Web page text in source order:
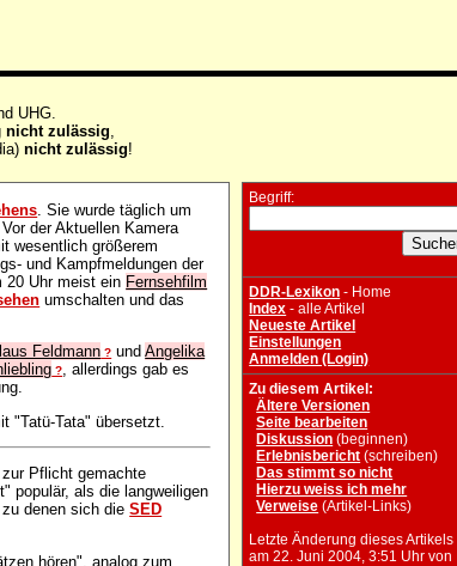
UHG.
nicht zulässig
nicht zulässig!
. Sie wurde täglich um
der Aktuellen Kamera
wesentlich größerem
und Kampfmeldungen der
20 Uhr meist ein Fernsehfilm
umschalten und das
Feldmann ? undAngelika
?, allerdings gab es
"Tatü-Tata" übersetzt.
Pflicht gemachte
populär, als die langweiligen
zu denen sich dieSED
hören", analog zum
Begriff:
DDR-Lexikon - Home
Index - alle Artikel
Neueste Artikel
Einstellungen
Anmelden (Login)
Zu diesem Artikel:
Ältere Versionen
Seite bearbeiten
Diskussion (beginnen)
Erlebnisbericht (schreiben)
Das stimmt so nicht
Hierzu weiss ich mehr
Verweise (Artikel-Links)
Letzte Änderung dieses Artikels
am 22. Juni 2004, 3:51 Uhr von